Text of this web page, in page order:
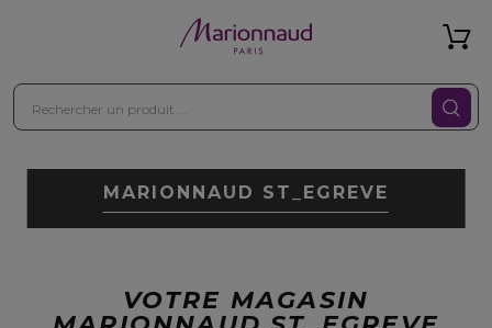
MARIONNAUD ST_EGREVE
VOTRE MAGASIN